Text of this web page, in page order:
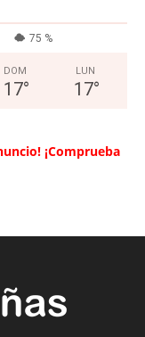
75 %
DOM
17°
LUN
17°
¡Comprueba